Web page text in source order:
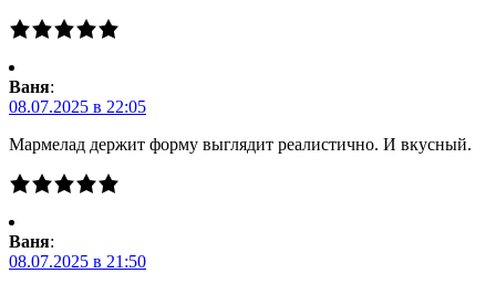
Ваня:
08.07.2025 в 22:05
Мармелад держит форму выглядит реалистично. И вкусный.
Ваня:
08.07.2025 в 21:50